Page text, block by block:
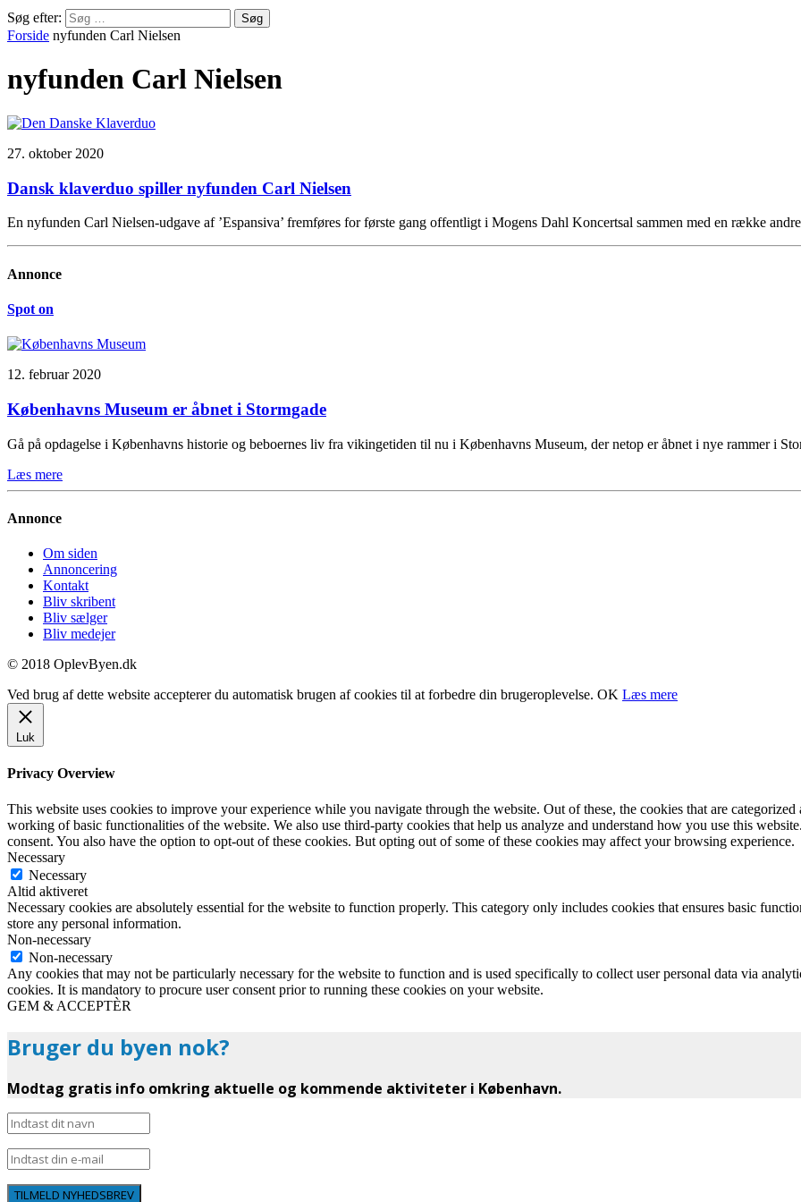
Søg efter:
Forside nyfunden Carl Nielsen
nyfunden Carl Nielsen
27. oktober 2020
Dansk klaverduo spiller nyfunden Carl Nielsen
En nyfunden Carl Nielsen-udgave af ’Espansiva’ fremføres for første gang offentligt i Mogens Dahl Koncertsal sammen med en række
Annonce
Spot on
12. februar 2020
Københavns Museum er åbnet i Stormgade
Gå på opdagelse i Københavns historie og beboernes liv fra vikingetiden til nu i Københavns Museum, der netop er åbnet i nye rammer i
Læs mere
Annonce
Om siden
Annoncering
Kontakt
Bliv skribent
Bliv sælger
Bliv medejer
© 2018 OplevByen.dk
Ved brug af dette website accepterer du automatisk brugen af cookies til at forbedre din brugeroplevelse. OK Læs mere
Luk
Privacy Overview
This website uses cookies to improve your experience while you navigate through the website. Out of these, the cookies that are categorized
working of basic functionalities of the website. We also use third-party cookies that help us analyze and understand how you use this
consent. You also have the option to opt-out of these cookies. But opting out of some of these cookies may affect your browsing experience.
Necessary
Necessary
Altid aktiveret
Necessary cookies are absolutely essential for the website to function properly. This category only includes cookies that ensures basic
store any personal information.
Non-necessary
Non-necessary
Any cookies that may not be particularly necessary for the website to function and is used specifically to collect user personal data via
cookies. It is mandatory to procure user consent prior to running these cookies on your website.
GEM & ACCEPTÈR
Bruger du byen nok?
Modtag gratis info omkring aktuelle og kommende aktiviteter i København.
TILMELD NYHEDSBREV